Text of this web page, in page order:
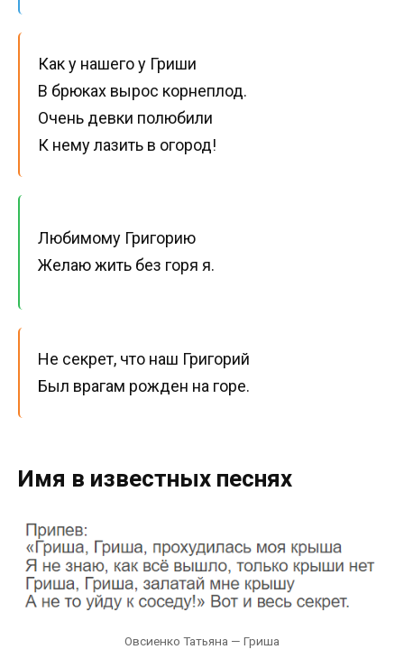
Как у нашего у Гриши
В брюках вырос корнеплод.
Очень девки полюбили
К нему лазить в огород!
Любимому Григорию
Желаю жить без горя я.
Не секрет, что наш Григорий
Был врагам рожден на горе.
Имя в известных песнях
Овсиенко Татьяна — Гриша